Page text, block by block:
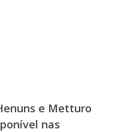
e Metturo
nas